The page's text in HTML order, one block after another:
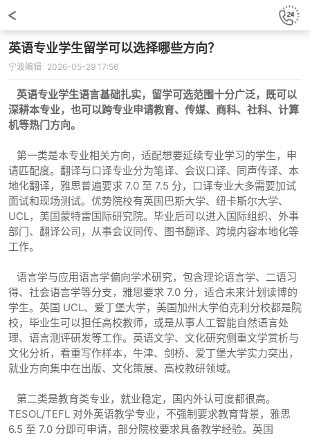
英语专业学生留学可以选择哪些方向？
宁波编辑 2026-05-29 17:56
英语专业学生语言基础扎实，留学可选范围十分广泛，既可以
深耕本专业，也可以跨专业申请教育、传媒、商科、社科、计算
机等热门方向。
第一类是本专业相关方向，适配想要延续专业学习的学生，申
请匹配度。翻译与口译专业分为笔译、会议口译、同声传译、本
地化翻译，雅思普遍要求 7.0 至 7.5 分，口译专业大多需要加试
面试和现场测试。优势院校有英国巴斯大学、纽卡斯尔大学、
UCL，美国蒙特雷国际研究院。毕业后可以进入国际组织、外事
部门、翻译公司，从事会议同传、图书翻译、跨境内容本地化等
工作。
语言学与应用语言学偏向学术研究，包含理论语言学、二语习
得、社会语言学等分支，雅思要求 7.0 分，适合未来计划读博的
学生。英国 UCL、爱丁堡大学，美国加州大学伯克利分校都是院
校，毕业生可以担任高校教师，或是从事人工智能自然语言处
理、语言测评研发等工作。英语文学、文化研究侧重文学赏析与
文化分析，看重写作样本，牛津、剑桥、爱丁堡大学实力突出，
就业方向集中在出版、文化策展、高校教研领域。
第二类是教育类专业，就业稳定，国内外认可度都很高。
TESOL/TEFL 对外英语教学专业，不强制要求教育背景，雅思
6.5 至 7.0 分即可申请，部分院校要求具备教学经验。英国